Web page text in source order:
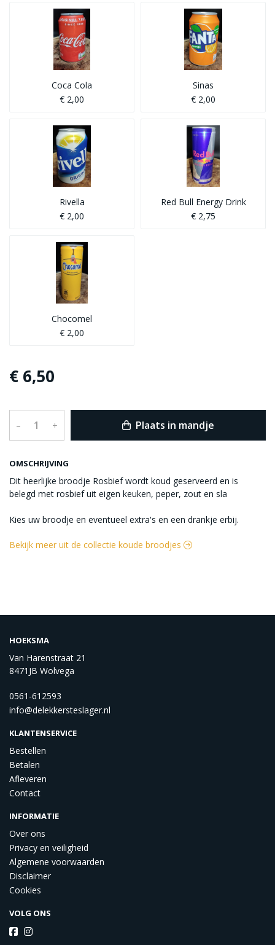
OMSCHRIJVING
Dit heerlijke broodje Rosbief wordt koud geserveerd en is
belegd met rosbief uit eigen keuken, peper, zout en sla
Kies uw broodje en eventueel extra's en een drankje erbij.
Coca Cola
€ 2,00
Sinas
€ 2,00
Rivella
€ 2,00
Red Bull Energy Drink
€ 2,75
Chocomel
€ 2,00
€ 6,50
– + Plaats in mandje
Bekijk meer uit de collectie koude broodjes
HOEKSMA
Van Harenstraat 21
8471JB Wolvega
0561-612593
info@delekkersteslager.nl
KLANTENSERVICE
Bestellen
Betalen
Afleveren
Contact
INFORMATIE
Over ons
Privacy en veiligheid
Algemene voorwaarden
Disclaimer
Cookies
VOLG ONS